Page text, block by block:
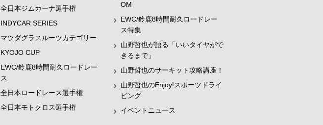
全日本ジムカーナ選手権
INDYCAR SERIES
マツダグラスルーツカテゴリー
KYOJO CUP
EWC/鈴鹿8時間耐久ロードレー
ス
全日本ロードレース選手権
全日本モトクロス選手権
OM
EWC/鈴鹿8時間耐久ロードレー
ス特集
山野哲也が語る「いいタイヤがで
きるまで」
山野哲也のサーキット攻略講座！
山野哲也のEnjoy!スポーツドライ
ビング
イベントニュース